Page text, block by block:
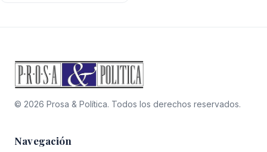
© 2026 Prosa & Política. Todos los derechos reservados.
Navegación